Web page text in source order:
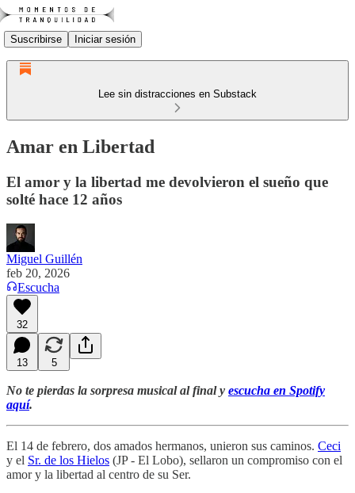
Suscribirse Iniciar sesión
Lee sin distracciones en Substack
Amar en Libertad
El amor y la libertad me devolvieron el sueño que
solté hace 12 años
Miguel Guillén
feb 20, 2026
Escucha
32
13 5
No te pierdas la sorpresa musical al final y escucha en Spotify
aquí.
El 14 de febrero, dos amados hermanos, unieron sus caminos. Ceci
y el Sr. de los Hielos (JP - El Lobo), sellaron un compromiso con el
amor y la libertad al centro de su Ser.